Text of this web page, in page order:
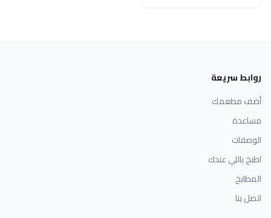
روابط سريعة
أضف مطعمك
مساعدة
الوصفات
اطبخ باللي عندك
المطابخ
اتصل بنا